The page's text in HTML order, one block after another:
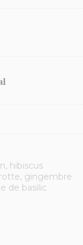
hibiscus
gingembre
de basilic